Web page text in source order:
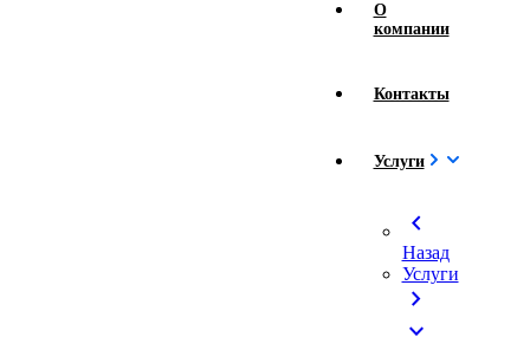
О
компании
Контакты
Услуги
chevron_left
Назад
Услуги
chevron_right
expand_more